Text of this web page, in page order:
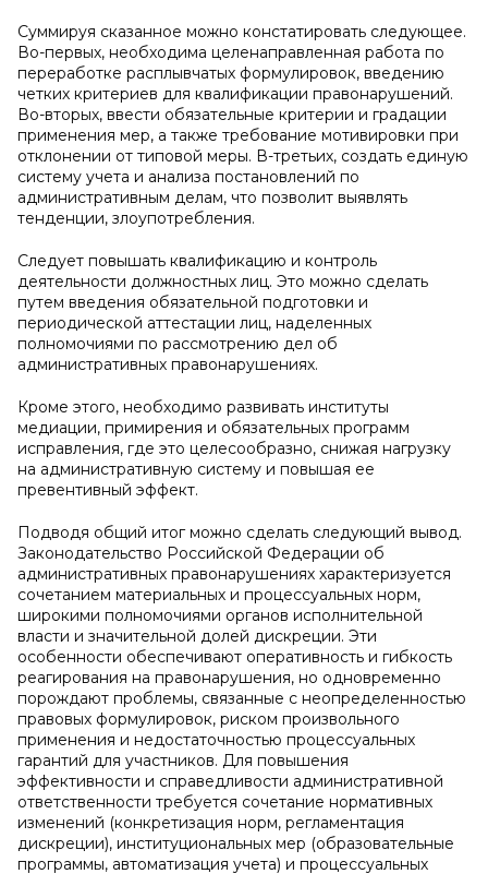
Суммируя сказанное можно констатировать следующее.
Во-первых, необходима целенаправленная работа по
переработке расплывчатых формулировок, введению
четких критериев для квалификации правонарушений.
Во-вторых, ввести обязательные критерии и градации
применения мер, а также требование мотивировки при
отклонении от типовой меры. В-третьих, создать единую
систему учета и анализа постановлений по
административным делам, что позволит выявлять
тенденции, злоупотребления.
Следует повышать квалификацию и контроль
деятельности должностных лиц. Это можно сделать
путем введения обязательной подготовки и
периодической аттестации лиц, наделенных
полномочиями по рассмотрению дел об
административных правонарушениях.
Кроме этого, необходимо развивать институты
медиации, примирения и обязательных программ
исправления, где это целесообразно, снижая нагрузку
на административную систему и повышая ее
превентивный эффект.
Подводя общий итог можно сделать следующий вывод.
Законодательство Российской Федерации об
административных правонарушениях характеризуется
сочетанием материальных и процессуальных норм,
широкими полномочиями органов исполнительной
власти и значительной долей дискреции. Эти
особенности обеспечивают оперативность и гибкость
реагирования на правонарушения, но одновременно
порождают проблемы, связанные с неопределенностью
правовых формулировок, риском произвольного
применения и недостаточностью процессуальных
гарантий для участников. Для повышения
эффективности и справедливости административной
ответственности требуется сочетание нормативных
изменений (конкретизация норм, регламентация
дискреции), институциональных мер (образовательные
программы, автоматизация учета) и процессуальных